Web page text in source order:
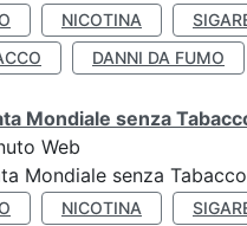
NICOTINA
DANNI DA FUMO
Mondiale senza
Web
Mondiale senza
NICOTINA